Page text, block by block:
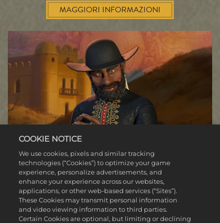
MAGGIORI INFORMAZIONI
COOKIE NOTICE
We use cookies, pixels and similar tracking
technologies (“Cookies”) to optimize your game
experience, personalize advertisements, and
enhance your experience across our websites,
applications, or other web-based services (“Sites”).
These Cookies may transmit personal information
and video viewing information to third parties.
Certain Cookies are optional, but limiting or declining